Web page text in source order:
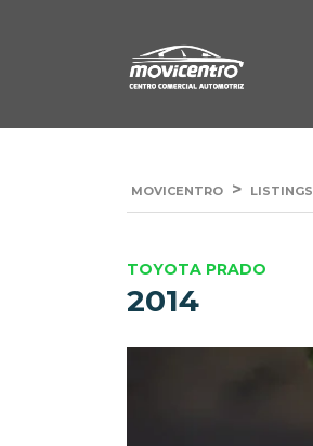
MOVICENTRO > LISTINGS
TOYOTA PRADO
2014